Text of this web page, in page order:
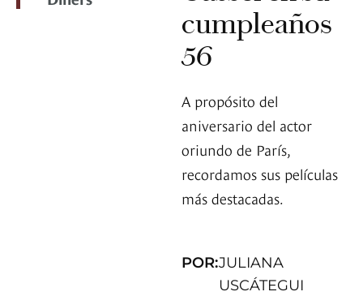
cumpleaños
56
A propósito del
aniversario del actor
oriundo de París,
recordamos sus películas
más destacadas.
POR:JULIANA
USCÁTEGUI